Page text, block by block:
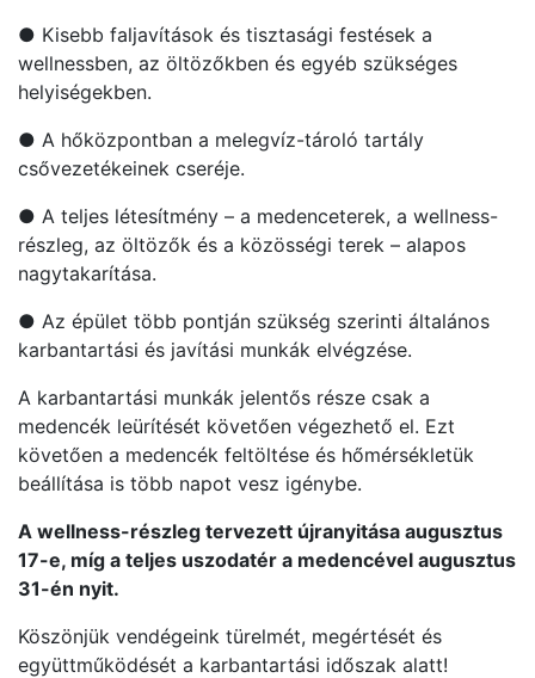
● Kisebb faljavítások és tisztasági festések a
wellnessben, az öltözőkben és egyéb szükséges
helyiségekben.
● A hőközpontban a melegvíz-tároló tartály
csővezetékeinek cseréje.
● A teljes létesítmény – a medenceterek, a wellness-
részleg, az öltözők és a közösségi terek – alapos
nagytakarítása.
● Az épület több pontján szükség szerinti általános
karbantartási és javítási munkák elvégzése.
A karbantartási munkák jelentős része csak a
medencék leürítését követően végezhető el. Ezt
követően a medencék feltöltése és hőmérsékletük
beállítása is több napot vesz igénybe.
A wellness-részleg tervezett újranyitása augusztus
17-e, míg a teljes uszodatér a medencével augusztus
31-én nyit.
Köszönjük vendégeink türelmét, megértését és
együttműködését a karbantartási időszak alatt!